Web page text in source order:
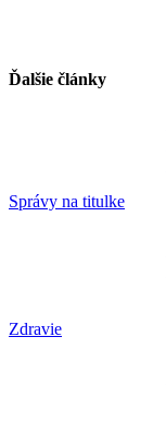
Ďalšie články
Správy na titulke
Zdravie